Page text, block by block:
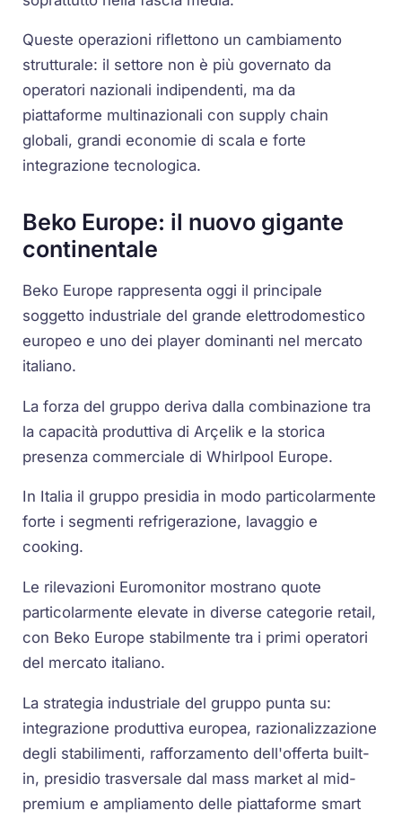
Queste operazioni riflettono un cambiamento
strutturale: il settore non è più governato da
operatori nazionali indipendenti, ma da
piattaforme multinazionali con supply chain
globali, grandi economie di scala e forte
integrazione tecnologica.
Beko Europe: il nuovo gigante
continentale
Beko Europe rappresenta oggi il principale
soggetto industriale del grande elettrodomestico
europeo e uno dei player dominanti nel mercato
italiano.
La forza del gruppo deriva dalla combinazione tra
la capacità produttiva di Arçelik e la storica
presenza commerciale di Whirlpool Europe.
In Italia il gruppo presidia in modo particolarmente
forte i segmenti refrigerazione, lavaggio e
cooking.
Le rilevazioni Euromonitor mostrano quote
particolarmente elevate in diverse categorie retail,
con Beko Europe stabilmente tra i primi operatori
del mercato italiano.
La strategia industriale del gruppo punta su:
integrazione produttiva europea, razionalizzazione
degli stabilimenti, rafforzamento dell'offerta built-
in, presidio trasversale dal mass market al mid-
premium e ampliamento delle piattaforme smart